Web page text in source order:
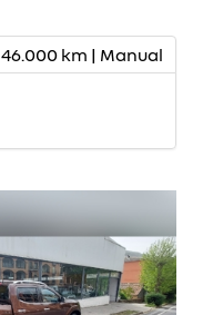
km | Manual